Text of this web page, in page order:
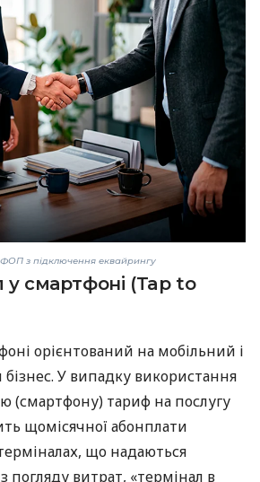
з підключення еквайрингу
у смартфоні (Tap to
орієнтований на мобільний і
У випадку використання
(смартфону) тариф на послугу
щомісячної абонплати
що надаються
витрат, «термінал в